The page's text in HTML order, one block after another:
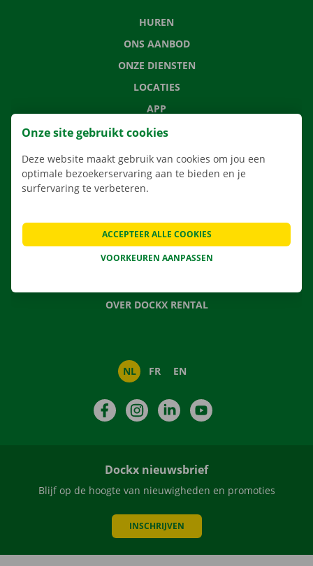
HUREN
ONS AANBOD
ONZE DIENSTEN
LOCATIES
APP
VERHUISOPLOSSINGEN
CONTACTEER ONS
NIEUWS
CADEAUBON
OVER DOCKX RENTAL
NL FR EN
FacebookInstagramLinkedIn
Dockx nieuwsbrief
Blijf op de hoogte van nieuwigheden en promoties
INSCHRIJVEN
Onze site gebruikt cookies
Deze website maakt gebruik van cookies om jou een
optimale bezoekerservaring aan te bieden en je
surfervaring te verbeteren.
VOORKEUREN AANPASSEN
ACCEPTEER ALLE COOKIES